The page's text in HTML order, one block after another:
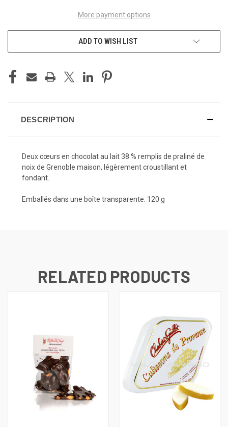
More payment options
ADD TO WISH LIST
DESCRIPTION
Deux cœurs en chocolat au lait 38 % remplis de praliné de
noix de Grenoble maison, légèrement croustillant et
fondant.
Emballés dans une boîte transparente. 120 g
RELATED PRODUCTS